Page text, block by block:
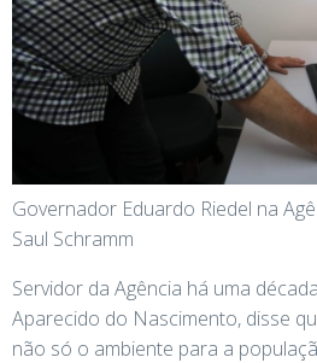
Governador Eduardo Riedel na
Saul Schramm
Servidor da Agência há uma
Aparecido do Nascimento, disse
não só o ambiente para a